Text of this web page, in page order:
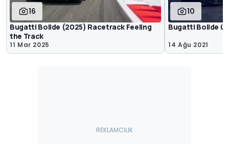
16
Bugatti Bolide (2025) Racetrack Feeling
the Track
11 Mar 2025
10
Bugatti Bolide
14 Ağu 2021